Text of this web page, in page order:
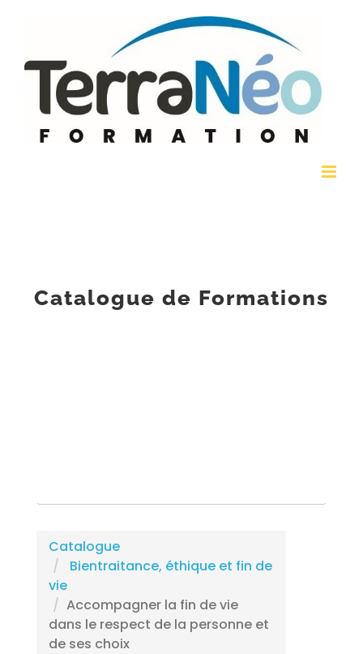
Catalogue de Formations
Catalogue
Bientraitance, éthique et fin de
vie
Accompagner la fin de vie
dans le respect de la personne et
de ses choix